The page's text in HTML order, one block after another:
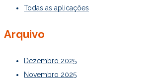
Todas as aplicações
Arquivo
Dezembro 2025
Novembro 2025